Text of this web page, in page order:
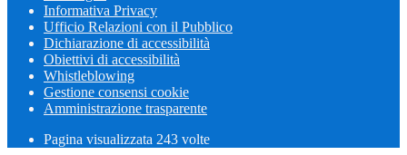
Informativa Privacy
Ufficio Relazioni con il Pubblico
Dichiarazione di accessibilità
Obiettivi di accessibilità
Whistleblowing
Gestione consensi cookie
Amministrazione trasparente
Pagina visualizzata 243 volte